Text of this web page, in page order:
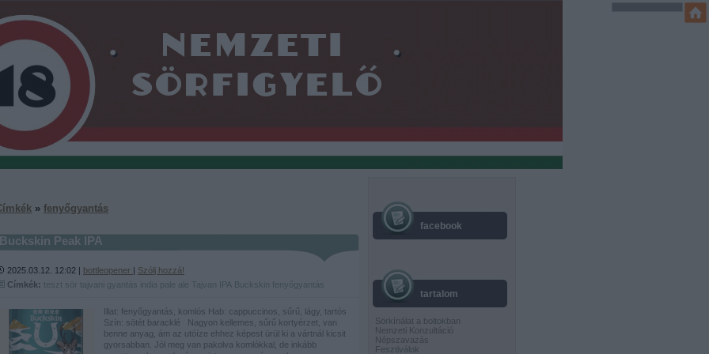
facebook
tartalom
Sörkínálat a boltokban
Nemzeti Konzultáció
Népszavazás
Fesztiválok
» fenyőgyantás
Buckskin Peak IPA
2025.03.12. 12:02 | bottleopener | Szólj hozzá!
Címkék: teszt sör tajvani gyantás india pale ale Tajvan IPA Buckskin fenyőgyantás
Illat: fenyőgyantás, komlós Hab: cappuccinos, sűrű, lágy, tartós
Szín: sötét baracklé Nagyon kellemes, sűrű kortyérzet, van
benne anyag, ám az utóíze ehhez képest ürül ki a vártnál kicsit
gyorsabban. Jól meg van pakolva komlókkal, de inkább